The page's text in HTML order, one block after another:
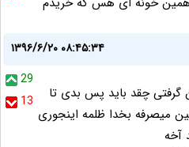
۱۳۹۶/۶/۲۰ ۰۸:۴۵:۳۴
29
13
ببین که 120 تومن گرفتی چقد باید پس بدی تا
میصرفه بخدا ظلمه اینجوری
آخه